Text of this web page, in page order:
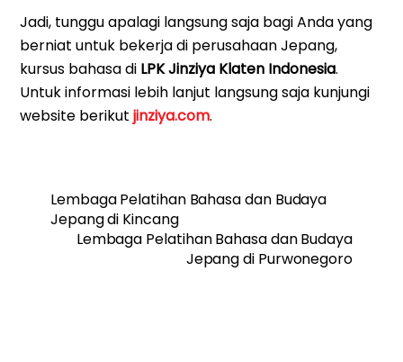
Jadi, tunggu apalagi langsung saja bagi Anda yang
berniat untuk bekerja di perusahaan Jepang,
kursus bahasa di LPK Jinziya Klaten Indonesia.
Untuk informasi lebih lanjut langsung saja kunjungi
website berikutjinziya.com.
Lembaga Pelatihan Bahasa dan Budaya
Jepang di Kincang
Lembaga Pelatihan Bahasa dan Budaya
Jepang di Purwonegoro